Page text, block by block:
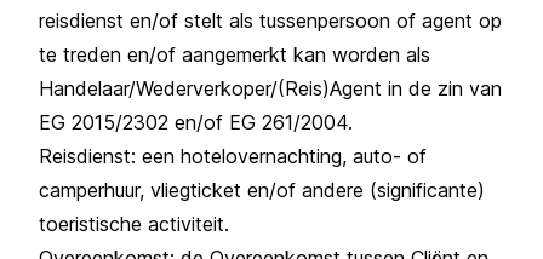
reisdienst en/of stelt als tussenpersoon of agent op
te treden en/of aangemerkt kan worden als
Handelaar/Wederverkoper/(Reis)Agent in de zin van
EG 2015/2302 en/of EG 261/2004.
Reisdienst: een hotelovernachting, auto- of
camperhuur, vliegticket en/of andere (significante)
toeristische activiteit.